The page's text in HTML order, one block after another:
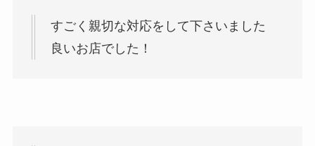
すごく親切な対応をして下さいました
良いお店でした！